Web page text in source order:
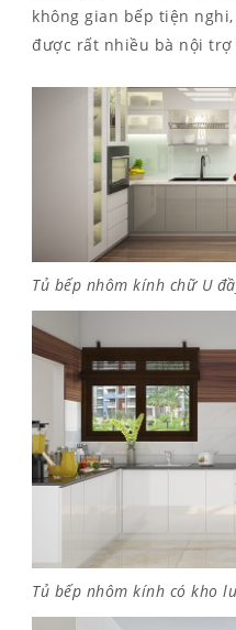
không gian bếp tiện
được rất nhiều bà nội trợ
Tủ bếp nhôm kính chữ U
Tủ bếp nhôm kính có kho